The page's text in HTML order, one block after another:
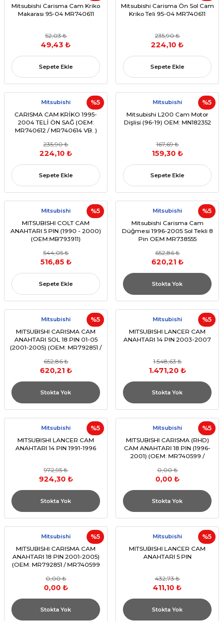
Mitsubishi Carisma Cam Kriko
Makarası 95-04 MR740611
52,03 ₺
49,43 ₺
Sepete Ekle
Mitsubishi Carisma Ön Sol Cam
Kriko Teli 95-04 MR740611
235,90 ₺
224,10 ₺
Sepete Ekle
%5
Mitsubishi
CARISMA CAM KRİKO 1995-
2004 TELİ ÖN SAĞ (OEM:
MR740612 / MR740614 VB. )
235,90 ₺
224,10 ₺
Sepete Ekle
%5
Mitsubishi
Mitsubishi L200 Cam Motor
Dişlisi (96-19) OEM: MN182352
167,69 ₺
159,30 ₺
Sepete Ekle
%5
Mitsubishi
MITSUBISHI COLT CAM
ANAHTARI 5 PIN (1990 - 2000)
(OEM:MB793911)
544,05 ₺
516,85 ₺
Sepete Ekle
%5
Mitsubishi
Mitsubishi Carisma Cam
Düğmesi 1996-2005 Sol Tekli 8
Pin OEM MR738555
652,86 ₺
620,21 ₺
Stokta Yok
%5
Mitsubishi
MITSUBISHI CARISMA CAM
ANAHTARI SOL 18 PIN 01-05
(2001-2005) (OEM: MR792851 /
652,86 ₺
620,21 ₺
Stokta Yok
%5
Mitsubishi
MITSUBISHI LANCER CAM
ANAHTARI 14 PIN 2003-2007
1.548,63 ₺
1.471,20 ₺
Stokta Yok
%5
Mitsubishi
MITSUBISHI LANCER CAM
ANAHTARI 14 PIN 1991-1996
972,95 ₺
924,30 ₺
Stokta Yok
%5
Mitsubishi
MITSUBISHI CARISMA (RHD)
CAM ANAHTARI 18 PIN (1996-
2001) (OEM: MR740599 /
0,00 ₺
0,00 ₺
Stokta Yok
%5
Mitsubishi
MITSUBISHI CARISMA CAM
ANAHTARI 18 PIN 2001-2005)
(OEM: MR792851 / MR740599
0,00 ₺
0,00 ₺
Stokta Yok
%5
Mitsubishi
MITSUBISHI LANCER CAM
ANAHTARI 5 PIN
432,73 ₺
411,10 ₺
Stokta Yok